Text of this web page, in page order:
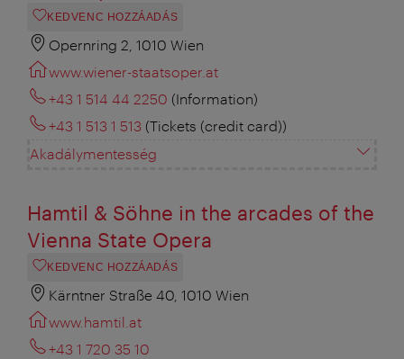
KEDVENC HOZZÁADÁS
Opernring 2, 1010 Wien
www.wiener-staatsoper.at
+43 1 514 44 2250 (Information)
+43 1 513 1 513 (Tickets (credit card))
Akadálymentesség
Hamtil & Söhne in the arcades of the
Vienna State Opera
KEDVENC HOZZÁADÁS
Kärntner Straße 40, 1010 Wien
www.hamtil.at
+43 1 720 35 10